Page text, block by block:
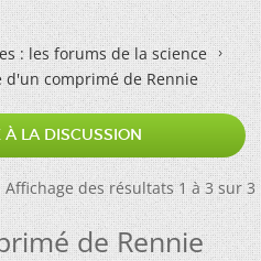
: les forums de la science
d'un comprimé de Rennie
À LA DISCUSSION
Affichage des résultats 1 à 3 sur 3
de Rennie